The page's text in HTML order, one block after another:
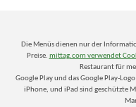
Die Menüs dienen nur der
Preise. mittag.com verwendet
Restaurant für
Google Play und das Google Play-
iPhone, und iPad sind geschützte